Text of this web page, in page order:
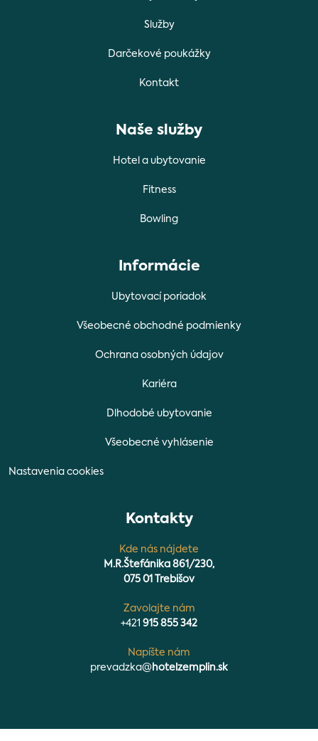
Služby
Darčekové poukážky
Kontakt
Naše služby
Hotel a ubytovanie
Fitness
Bowling
Informácie
Ubytovací poriadok
Všeobecné obchodné podmienky
Ochrana osobných údajov
Kariéra
Dlhodobé ubytovanie
Všeobecné vyhlásenie
Nastavenia cookies
Kontakty
Kde nás nájdete
M.R.Štefánika 861/230,
075 01 Trebišov
Zavolajte nám
+421 915 855 342
Napíšte nám
prevadzka@ hotelzemplin.sk